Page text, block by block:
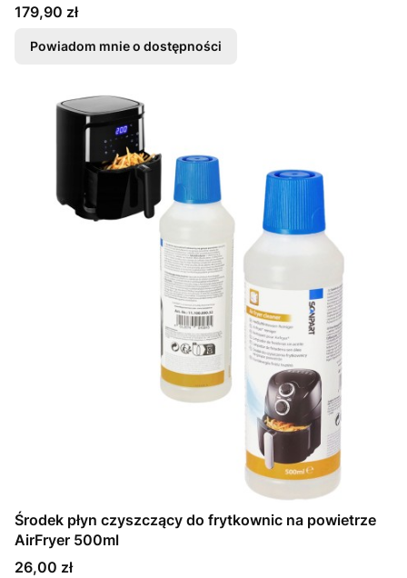
Cena
179,90 zł
Powiadom mnie o dostępności
Środek płyn czyszczący do frytkownic na powietrze
AirFryer 500ml
Cena
26,00 zł